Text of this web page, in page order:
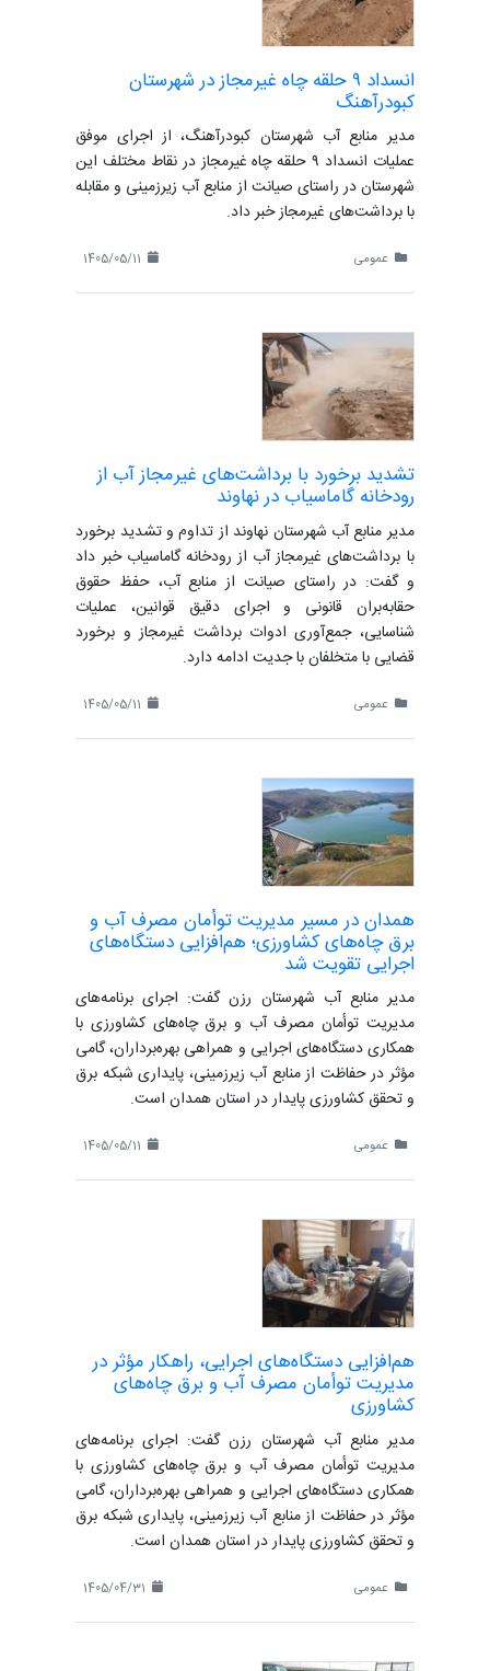
انسداد ۹ حلقه چاه غیرمجاز در شهرستان
کبودرآهنگ
مدیر منابع آب شهرستان کبودرآهنگ، از اجرای موفق
عملیات انسداد ۹ حلقه چاه غیرمجاز در نقاط مختلف این
شهرستان در راستای صیانت از منابع آب زیرزمینی و مقابله
با برداشت‌های غیرمجاز خبر داد.
عمومی
تشدید برخورد با برداشت‌های غیرمجاز آب از
رودخانه گاماسیاب در نهاوند
مدیر منابع آب شهرستان نهاوند از تداوم و تشدید برخورد
با برداشت‌های غیرمجاز آب از رودخانه گاماسیاب خبر داد
و گفت: در راستای صیانت از منابع آب، حفظ حقوق
حقابه‌بران قانونی و اجرای دقیق قوانین، عملیات
شناسایی، جمع‌آوری ادوات برداشت غیرمجاز و برخورد
قضایی با متخلفان با جدیت ادامه دارد.
عمومی
همدان در مسیر مدیریت توأمان مصرف آب و
برق چاه‌های کشاورزی؛ هم‌افزایی دستگاه‌های
اجرایی تقویت شد
مدیر منابع آب شهرستان رزن گفت: اجرای برنامه‌های
مدیریت توأمان مصرف آب و برق چاه‌های کشاورزی با
همکاری دستگاه‌های اجرایی و همراهی بهره‌برداران، گامی
مؤثر در حفاظت از منابع آب زیرزمینی، پایداری شبکه برق
و تحقق کشاورزی پایدار در استان همدان است.
عمومی
هم‌افزایی دستگاه‌های اجرایی، راهکار مؤثر در
مدیریت توأمان مصرف آب و برق چاه‌های
کشاورزی
مدیر منابع آب شهرستان رزن گفت: اجرای برنامه‌های
مدیریت توأمان مصرف آب و برق چاه‌های کشاورزی با
همکاری دستگاه‌های اجرایی و همراهی بهره‌برداران، گامی
مؤثر در حفاظت از منابع آب زیرزمینی، پایداری شبکه برق
و تحقق کشاورزی پایدار در استان همدان است.
عمومی